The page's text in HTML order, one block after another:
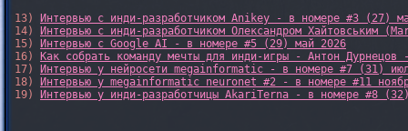
13)
Интервью с инди-разработчиком Anikey - в номере #3 (27)
14)
Интервью с инди-разработчиком Олександром Хайтовським
15)
Интервью с Google AI - в номере #5 (29) май 2026
16)
Как собрать команду мечты для инди-игры - Антон
17)
Интервью у нейросети megainformatic - в номере #7 (31)
18)
Интервью у megainformatic neuronet #2 - в номере #11
19)
Интервью у инди-разработчицы AkariTerna - в номере #8